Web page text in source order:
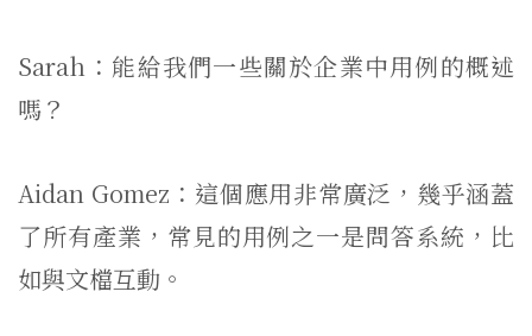
Sarah：能給我們一些關於企業中用例的概述
嗎？
Aidan Gomez：這個應用非常廣泛，幾乎涵蓋
了所有產業，常見的用例之一是問答系統，比
如與文檔互動。